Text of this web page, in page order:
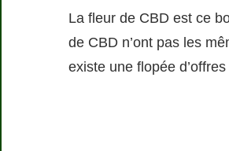
La fleur de CBD est ce
de CBD n’ont pas les
existe une flopée